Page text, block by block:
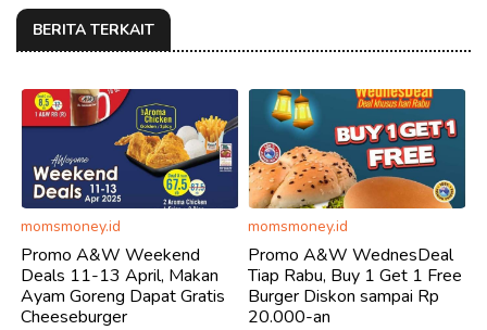
BERITA TERKAIT
momsmoney.id
Promo A&W Weekend
Deals 11-13 April, Makan
Ayam Goreng Dapat Gratis
Cheeseburger
momsmoney.id
Promo A&W WednesDeal
Tiap Rabu, Buy 1 Get 1 Free
Burger Diskon sampai Rp
20.000-an